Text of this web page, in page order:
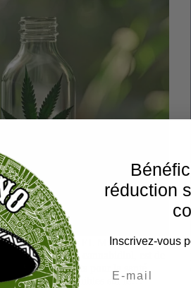
Pourquoi choisir EL MEXICANO
? Le CBD, ou cannabidiol, est de
à ses bienfaits pour la santé.
produits disponibles sur le…
réduction
Inscrivez-vous